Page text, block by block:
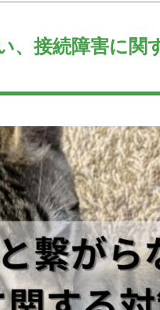
、接続障害に関